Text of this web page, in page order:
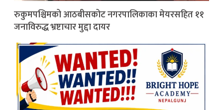
रुकुमपश्चिमको आठबीसकोट नगरपालिकाका मेयरसहित ११
जनाविरुद्ध भ्रष्टाचार मुद्दा दायर